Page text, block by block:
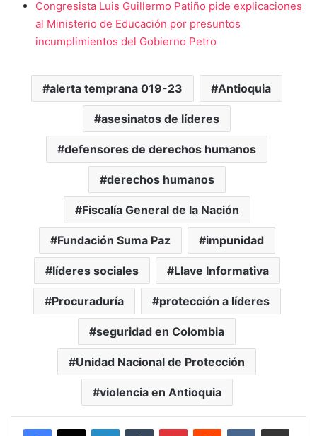
Congresista Luis Guillermo Patiño pide explicaciones
al Ministerio de Educación por presuntos
incumplimientos del Gobierno Petro
alerta temprana 019-23 Antioquia
asesinatos de líderes
defensores de derechos humanos
derechos humanos
Fiscalía General de la Nación
Fundación Suma Paz impunidad
líderes sociales Llave Informativa
Procuraduría protección a líderes
seguridad en Colombia
Unidad Nacional de Protección
violencia en Antioquia
LinkedInTumblr PinterestReddit VKontakteCompartir vía Mail